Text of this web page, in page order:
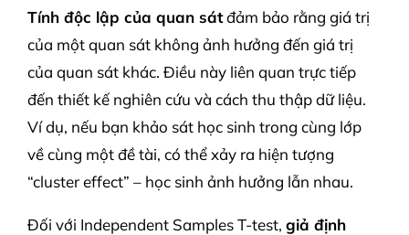
Tính độc lập của quan sátđảm bảo rằng giá trị
của một quan sát không ảnh hưởng đến giá trị
của quan sát khác. Điều này liên quan trực tiếp
đến thiết kế nghiên cứu và cách thu thập dữ liệu.
Ví dụ, nếu bạn khảo sát học sinh trong cùng lớp
về cùng một đề tài, có thể xảy ra hiện tượng
“cluster effect” – học sinh ảnh hưởng lẫn nhau.
Đối với Independent Samples T-test,giả định